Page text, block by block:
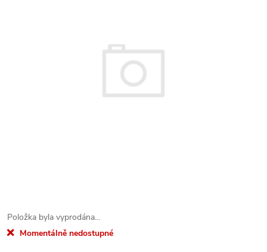
Položka byla vyprodána…
Momentálně nedostupné